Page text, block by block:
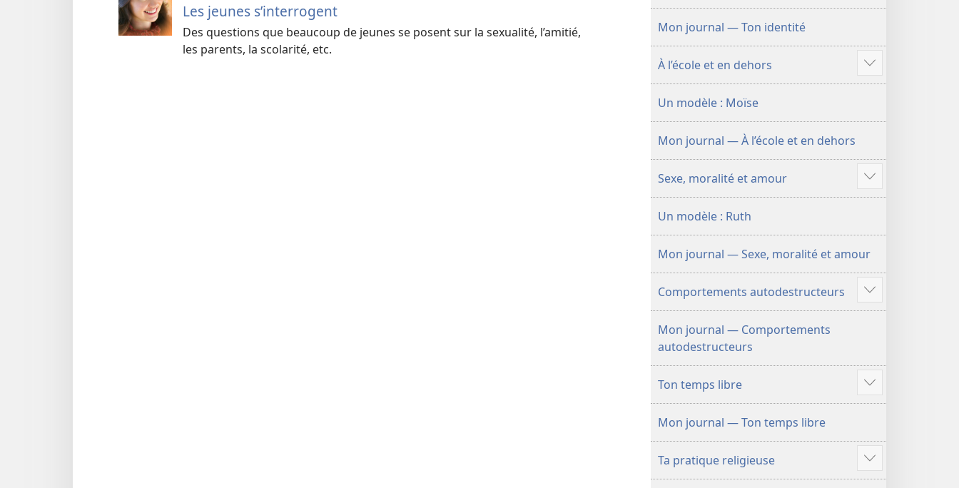
Les jeunes s’interrogent
Des questions que beaucoup de jeunes se posent sur la sexualité, l’amitié,
les parents, la scolarité, etc.
contenu
Mon journal — Ton identité
À l’école et en dehors
Voir
plus
contenu
Un modèle : Moïse
Mon journal — À l’école et en dehors
Sexe, moralité et amour
Voir
plus
contenu
Un modèle : Ruth
Mon journal — Sexe, moralité et amour
Comportements autodestructeurs
Voir
plus
Mon journal — Comportements
autodestructeurs
Ton temps libre
Voir
plus
contenu
Mon journal — Ton temps libre
Ta pratique religieuse
Voir
plus